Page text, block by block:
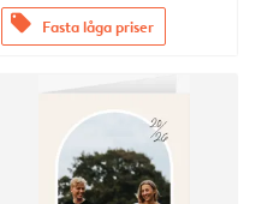
offers Fasta låga priser